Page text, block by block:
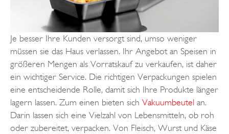
Je besser Ihre Kunden versorgt sind, umso weniger
müssen sie das Haus verlassen. Ihr Angebot an Speisen in
größeren Mengen als Vorratskauf zu verkaufen, ist daher
ein wichtiger Service. Die richtigen Verpackungen spielen
eine entscheidende Rolle, damit sich Ihre Produkte länger
lagern lassen. Zum einen bieten sich Vakuumbeutel an.
Darin lassen sich eine Vielzahl von Lebensmitteln, ob roh
oder zubereitet, verpacken. Von Fleisch, Wurst und Käse